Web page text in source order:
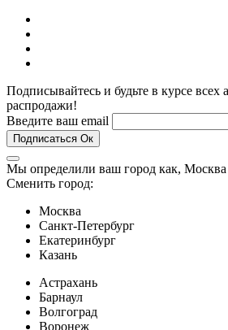
Подписывайтесь и будьте в курсе
распродажи!
Введите ваш email
Подписаться Ок
Мы определили ваш город как, Москва
Сменить город:
Москва
Санкт-Петербург
Екатеринбург
Казань
Астрахань
Барнаул
Волгоград
Воронеж